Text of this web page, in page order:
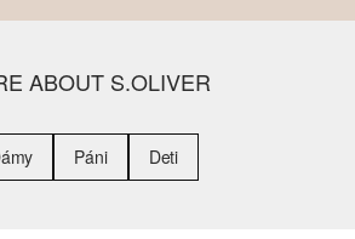
ABOUT S.OLIVER
Páni Deti